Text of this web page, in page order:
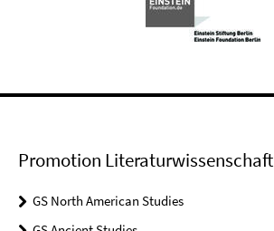
Promotion Literaturwissenschaft
GS North American Studies